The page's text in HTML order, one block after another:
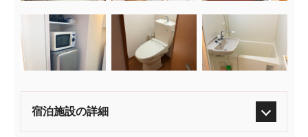
宿泊施設の詳細